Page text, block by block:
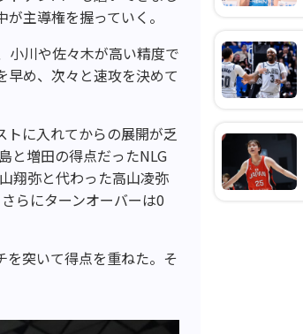
主導権を握っていく。
小川や佐々木が高い精度で
早め、次々と速攻を決めて
に入れてからの展開が乏
と増田の得点だったNLG
翔弥と代わった高山凌弥
らにターンオーバーは0
突いて得点を重ねた。そ